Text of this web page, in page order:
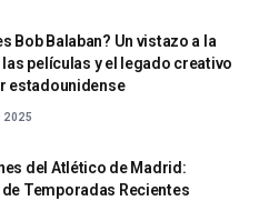
Bob Balaban? Un vistazo a la
películas y el legado creativo
estadounidense
2025
del Atlético de Madrid:
de Temporadas Recientes